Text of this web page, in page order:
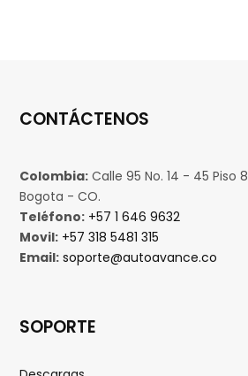
CONTÁCTENOS
Colombia: Calle 95 No. 14 - 45 Piso 8
Bogota - CO.
Teléfono: +57 1 646 9632
Movil: +57 318 5481 315
Email: soporte@autoavance.co
SOPORTE